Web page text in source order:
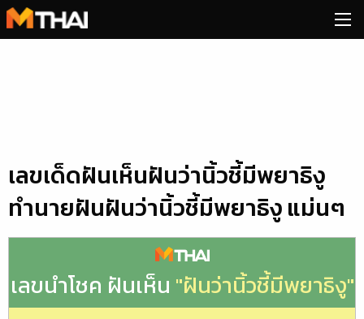
Skip
to
เลขเด็ดฝันเห็นฝันว่านิ้วชี้มีพยาธิงู
ทำนายฝันฝันว่านิ้วชี้มีพยาธิงู แม่นๆ
เลขนำโชค ฝันเห็น "ฝันว่านิ้วชี้มีพยาธิงู"